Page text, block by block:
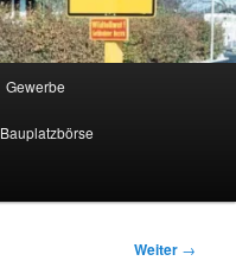
Gewerbe
Weiter →